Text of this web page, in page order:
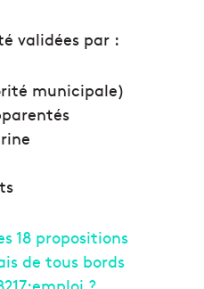
validées par :
municipale)